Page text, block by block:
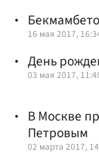
16 мая 2017,
День
03 мая 2017,
В Москве
Петровым
02 марта 2017,